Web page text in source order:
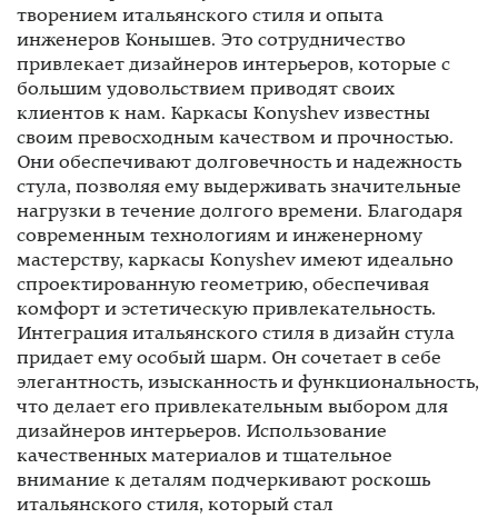
творением итальянского стиля и опыта
инженеров Конышев. Это сотрудничество
привлекает дизайнеров интерьеров, которые с
большим удовольствием приводят своих
клиентов к нам. Каркасы Konyshev известны
своим превосходным качеством и прочностью.
Они обеспечивают долговечность и надежность
стула, позволяя ему выдерживать значительные
нагрузки в течение долгого времени. Благодаря
современным технологиям и инженерному
мастерству, каркасы Konyshev имеют идеально
спроектированную геометрию, обеспечивая
комфорт и эстетическую привлекательность.
Интеграция итальянского стиля в дизайн стула
придает ему особый шарм. Он сочетает в себе
элегантность, изысканность и функциональность,
что делает его привлекательным выбором для
дизайнеров интерьеров. Использование
качественных материалов и тщательное
внимание к деталям подчеркивают роскошь
итальянского стиля, который стал